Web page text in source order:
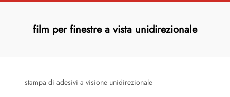
film per finestre a vista unidirezionale
stampa di adesivi a visione unidirezionale